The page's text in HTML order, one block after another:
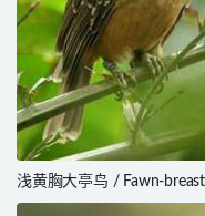
浅黄胸大亭鸟 / Fawn-
Bowerbird / Chlamydera